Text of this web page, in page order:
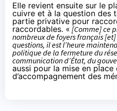
Elle revient ensuite sur le
cuivre et à la question des
partie privative pour
raccordables. « [Comme] ce
nombreux de foyers français
questions, il est l’heure
politique de la fermeture du
communication d’État, du
aussi pour la mise en place
d’accompagnement des